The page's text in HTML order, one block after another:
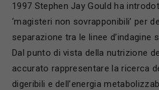
1997 Stephen Jay Gould ha
‘magisteri non sovrapponibili’ per
separazione tra le linee d’indagine
Dal punto di vista della nutrizione
accurato rappresentare la ricerca
digeribili e dell’energia